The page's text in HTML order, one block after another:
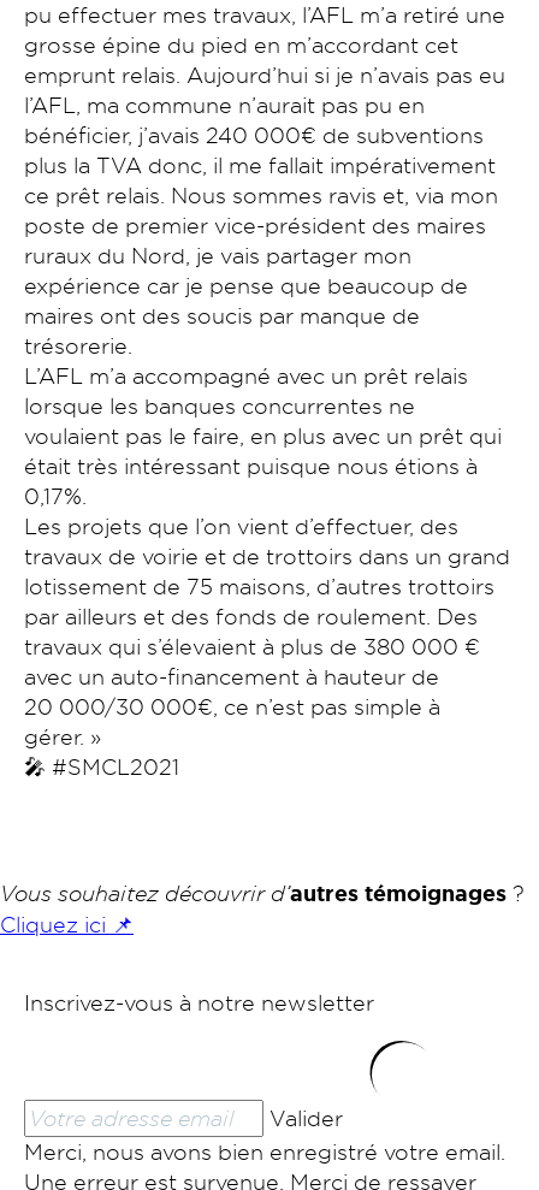
pu effectuer mes travaux, l’AFL m’a retiré une
grosse épine du pied en m’accordant cet
emprunt relais. Aujourd’hui si je n’avais pas eu
l’AFL, ma commune n’aurait pas pu en
bénéficier, j’avais 240 000€ de subventions
plus la TVA donc, il me fallait impérativement
ce prêt relais. Nous sommes ravis et, via mon
poste de premier vice-président des maires
ruraux du Nord, je vais partager mon
expérience car je pense que beaucoup de
maires ont des soucis par manque de
trésorerie.
L’AFL m’a accompagné avec un prêt relais
lorsque les banques concurrentes ne
voulaient pas le faire, en plus avec un prêt qui
était très intéressant puisque nous étions à
0,17%.
Les projets que l’on vient d’effectuer, des
travaux de voirie et de trottoirs dans un grand
lotissement de 75 maisons, d’autres trottoirs
par ailleurs et des fonds de roulement. Des
travaux qui s’élevaient à plus de 380 000 €
avec un auto-financement à hauteur de
20 000/30 000€, ce n’est pas simple à
gérer. »
🎤 #SMCL2021
Vous souhaitez découvrir d’autres témoignages ?
Cliquez ici 📌
Inscrivez-vous à notre newsletter
Valider
Merci, nous avons bien enregistré votre email.
Une erreur est survenue. Merci de ressayer